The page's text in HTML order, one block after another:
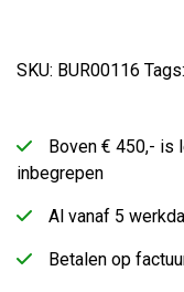
SKU: BUR00116 Tags:
Boven € 450,- is
inbegrepen
Al vanaf 5
Betalen op